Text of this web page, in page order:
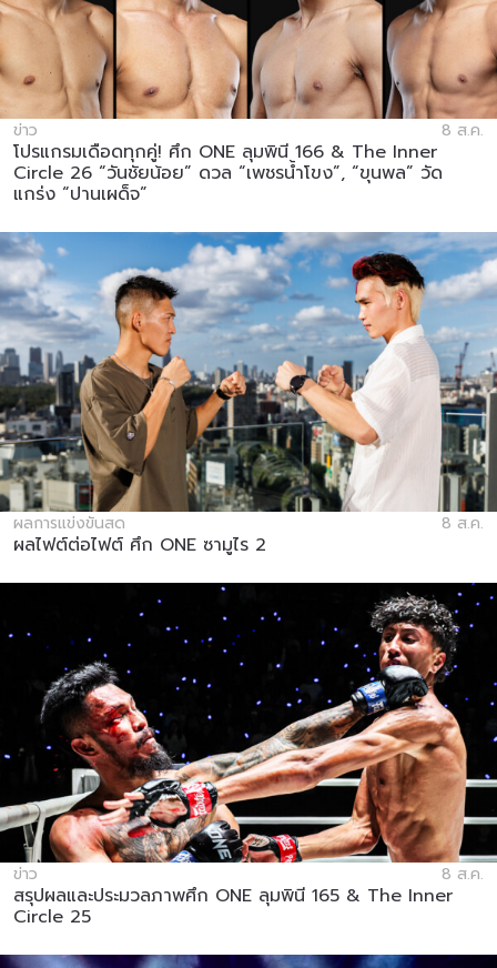
ข่าว 8 ส.ค.
โปรแกรมเดือดทุกคู่! ศึก ONE ลุมพินี 166 & The Inner
Circle 26 “วันชัยน้อย” ดวล “เพชรน้ำโขง”, “ขุนพล” วัด
แกร่ง “ปานเผด็จ”
ผลการแข่งขันสด 8 ส.ค.
ผลไฟต์ต่อไฟต์ ศึก ONE ซามูไร 2
ข่าว 8 ส.ค.
สรุปผลและประมวลภาพศึก ONE ลุมพินี 165 & The Inner
Circle 25